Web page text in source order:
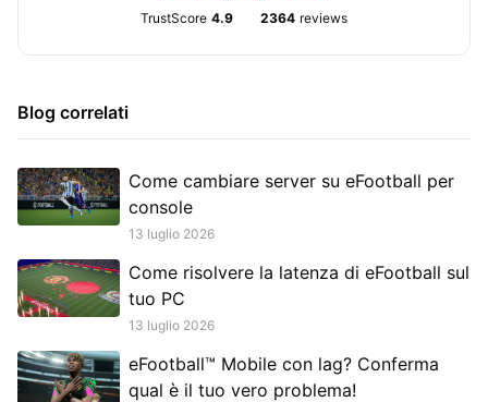
TrustScore 4.9 2364 reviews
Blog correlati
Come cambiare server su eFootball per
console
13 luglio 2026
Come risolvere la latenza di eFootball sul
tuo PC
13 luglio 2026
eFootball™ Mobile con lag? Conferma
qual è il tuo vero problema!